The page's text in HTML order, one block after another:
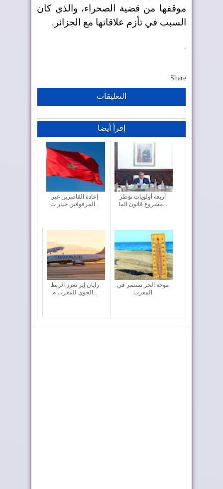
موقفها من قضية الصحراء، والذي كان
السبب في تأزم علاقاتها مع الجزائر.
Share
التعليقات
إقرأ أيضا
إعادة القاصرين غير
المرفوقين خيار ث...
أربعة أولويات تؤطر
مشروع قانون الما...
رايان إير تعزز الربط
موجة الحر تستمر في
المغرب